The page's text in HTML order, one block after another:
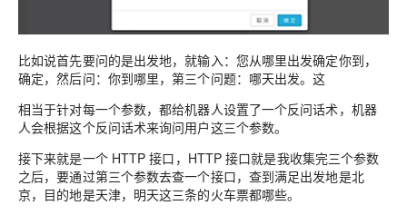
比如说首先要问的是出发地，就输入：您从哪里出发确定你到，
确定，然后问：你到哪里，第三个问题：哪天出发。这
相当于针对每一个参数，都给机器人设置了一个反问话术，机器
人会根据这个反问话术来询问用户这三个参数。
接下来就是一个 HTTP 接口，HTTP 接口就是我收集完三个参数
之后，要通过第三个参数去查一个接口，查到满足出发地是北
京，目的地是天津，明天这三条的火车票都哪些。